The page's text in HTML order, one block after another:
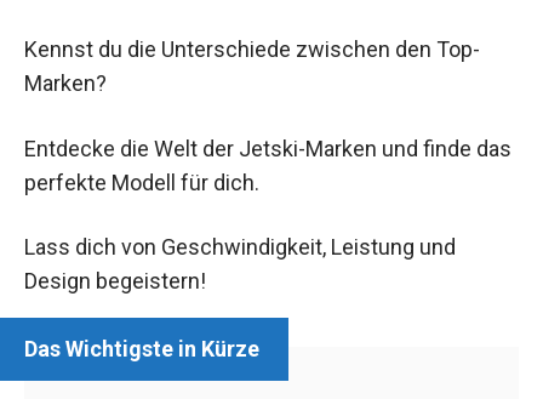
Kennst du die Unterschiede zwischen den Top-
Marken?
Entdecke die Welt der Jetski-Marken und finde das
perfekte Modell für dich.
Lass dich von Geschwindigkeit, Leistung und
Design begeistern!